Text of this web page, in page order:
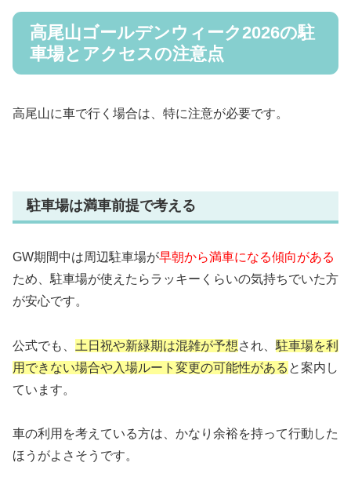
高尾山ゴールデンウィーク2026の駐
車場とアクセスの注意点
高尾山に車で行く場合は、特に注意が必要です。
駐車場は満車前提で考える
GW期間中は周辺駐車場が早朝から満車になる傾向がある
ため、駐車場が使えたらラッキーくらいの気持ちでいた方
が安心です。
公式でも、 土日祝や新緑期は混雑が予想され、 駐車場を利
用できない場合や入場ルート変更の可能性がある と案内し
ています。
車の利用を考えている方は、かなり余裕を持って行動した
ほうがよさそうです。